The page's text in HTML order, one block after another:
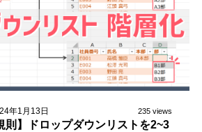
年1月13日 235 views
則】ドロップダウンリストを2~3